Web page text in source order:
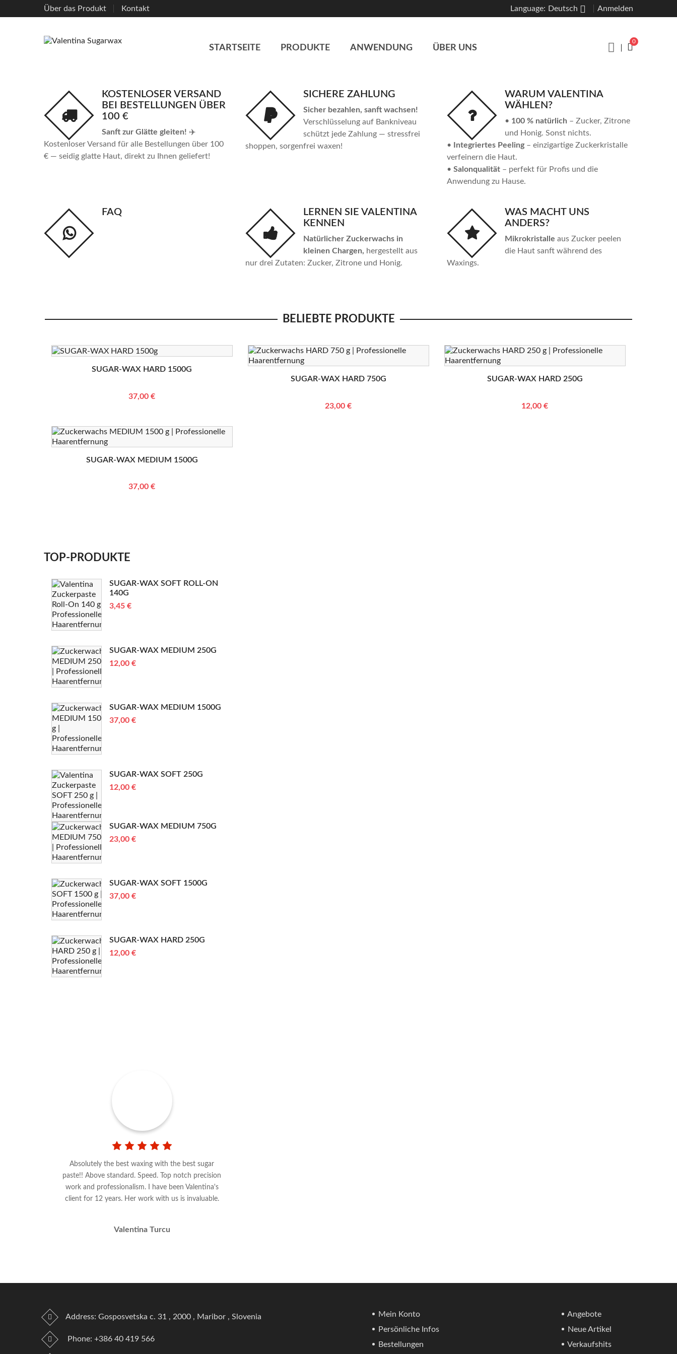
Über das Produkt Kontakt Language: Deutsch Anmelden
0
STARTSEITE PRODUKTE ANWENDUNG ÜBER UNS
KOSTENLOSER VERSAND
BEI BESTELLUNGEN ÜBER
100 €
Sanft zur Glätte gleiten! ✈️
Kostenloser Versand für alle Bestellungen über 100
€ — seidig glatte Haut, direkt zu Ihnen geliefert!
SICHERE ZAHLUNG
Sicher bezahlen, sanft wachsen!
Verschlüsselung auf Bankniveau
schützt jede Zahlung — stressfrei
shoppen, sorgenfrei waxen!
WARUM VALENTINA
WÄHLEN?
• 100 % natürlich – Zucker, Zitrone
und Honig. Sonst nichts.
•
Integriertes Peeling– einzigartige Zuckerkristalle
verfeinern die Haut.
• Salonqualität– perfekt für Profis und die
Anwendung zu Hause.
FAQ
LERNEN SIE VALENTINA
KENNEN
Natürlicher Zuckerwachs in
kleinen Chargen, hergestellt aus
nur drei Zutaten: Zucker, Zitrone und Honig.
WAS MACHT UNS
ANDERS?
Mikrokristalle aus Zucker peelen
die Haut sanft während des
Waxings.
BELIEBTE PRODUKTE
SUGAR-WAX HARD 1500G
37,00 €
SUGAR-WAX HARD 750G
23,00 €
SUGAR-WAX HARD 250G
12,00 €
SUGAR-WAX MEDIUM 1500G
37,00 €
TOP-PRODUKTE
SUGAR-WAX SOFT ROLL-ON
140G
3,45 €
SUGAR-WAX MEDIUM 250G
12,00 €
SUGAR-WAX MEDIUM 1500G
37,00 €
SUGAR-WAX SOFT 250G
12,00 €
SUGAR-WAX MEDIUM 750G
23,00 €
SUGAR-WAX SOFT 1500G
37,00 €
SUGAR-WAX HARD 250G
12,00 €
Valentina Turcu
Absolutely the best waxing with the best sugar
paste!! Above standard. Speed. Top notch precision
work and professionalism. I have been Valentina's
client for 12 years. Her work with us is invaluable.
Address: Gosposvetska c. 31 , 2000 , Maribor , Slovenia
Phone: +386 40 419 566
Mein Konto
Persönliche Infos
Bestellungen
Angebote
Neue Artikel
Verkaufshits